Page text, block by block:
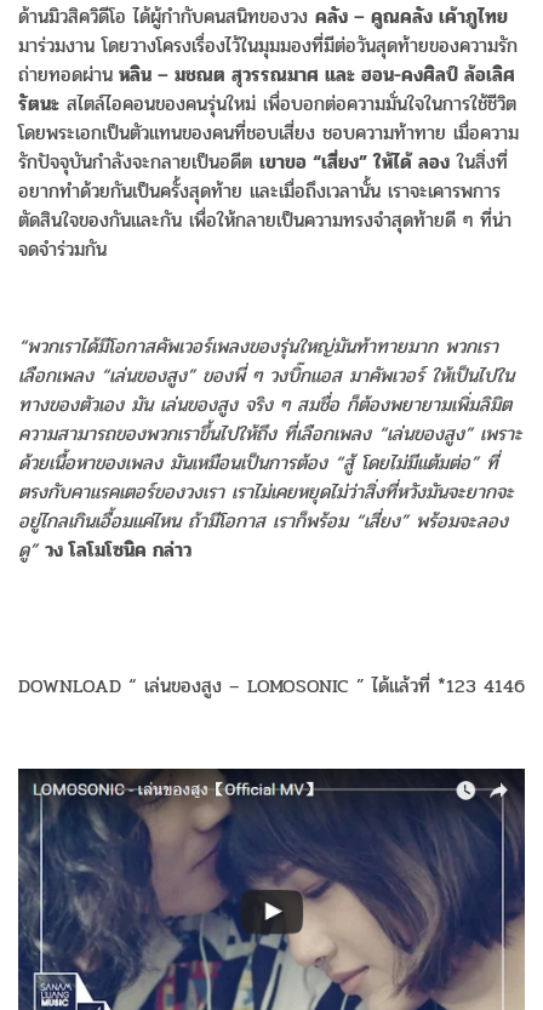
ด้านมิวสิควิดีโอ ได้ผู้กำกับคนสนิทของวง คลัง – คูณคลัง เค้าภูไทย
มาร่วมงาน โดยวางโครงเรื่องไว้ในมุมมองที่มีต่อวันสุดท้ายของความรัก
ถ่ายทอดผ่าน หลิน – มชณต สุวรรณมาศ และ ฮอน-คงศิลป์ ล้อเลิศ
รัตนะ สไตล์ไอคอนของคนรุ่นใหม่ เพื่อบอกต่อความมั่นใจในการใช้ชีวิต
โดยพระเอกเป็นตัวแทนของคนที่ชอบเสี่ยง ชอบความท้าทาย เมื่อความ
รักปัจจุบันกำลังจะกลายเป็นอดีต เขาขอ “เสี่ยง” ให้ได้ ลอง ในสิ่งที่
อยากทำด้วยกันเป็นครั้งสุดท้าย และเมื่อถึงเวลานั้น เราจะเคารพการ
ตัดสินใจของกันและกัน เพื่อให้กลายเป็นความทรงจำสุดท้ายดี ๆ ที่น่า
จดจำร่วมกัน
“พวกเราได้มีโอกาสคัพเวอร์เพลงของรุ่นใหญ่มันท้าทายมาก พวกเรา
เลือกเพลง “เล่นของสูง” ของพี่ ๆ วงบิ๊กแอส มาคัพเวอร์ ให้เป็นไปใน
ทางของตัวเอง มัน เล่นของสูง จริง ๆ สมชื่อ ก็ต้องพยายามเพิ่มลิมิต
ความสามารถของพวกเราขึ้นไปให้ถึง ที่เลือกเพลง “เล่นของสูง” เพราะ
ด้วยเนื้อหาของเพลง มันเหมือนเป็นการต้อง “สู้ โดยไม่มีแต้มต่อ” ที่
ตรงกับคาแรคเตอร์ของวงเรา เราไม่เคยหยุดไม่ว่าสิ่งที่หวังมันจะยากจะ
อยู่ไกลเกินเอื้อมแค่ไหน ถ้ามีโอกาส เราก็พร้อม “เสี่ยง” พร้อมจะลอง
ดู” วง โลโมโซนิค กล่าว
DOWNLOAD “ เล่นของสูง – LOMOSONIC ” ได้แล้วที่ *123 4146